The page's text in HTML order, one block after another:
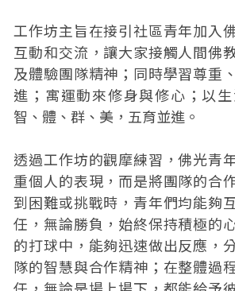
工作坊主旨在接引社區青年加入
互動和交流，讓大家接觸人間佛
及體驗團隊精神；同時學習尊重
進；寓運動來修身與修心；以
智、體、群、美，五育並進。
透過工作坊的觀摩練習，佛光青
重個人的表現，而是將團隊的合
到困難或挑戰時，青年們均能夠
任，無論勝負，始終保持積極的
的打球中，能夠迅速做出反應，
隊的智慧與合作精神；在整體過